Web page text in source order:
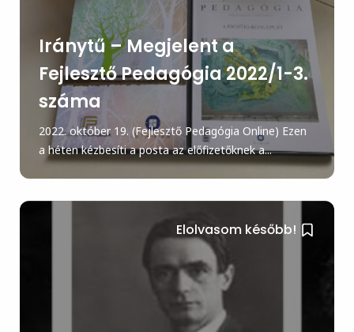
Iránytű – Megjelent a
Fejlesztő Pedagógia 2022/1-3.
száma
2022. október 19. (Fejlesztő Pedagógia Online) Ezen
a héten kézbesíti a posta az előfizetőknek a...
Elolvasom később!